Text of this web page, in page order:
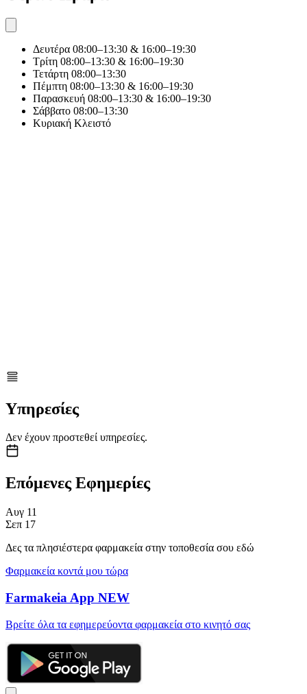
Δευτέρα 08:00–13:30 & 16:00–19:30
Τρίτη 08:00–13:30 & 16:00–19:30
Τετάρτη 08:00–13:30
Πέμπτη 08:00–13:30 & 16:00–19:30
Παρασκευή 08:00–13:30 & 16:00–19:30
Σάββατο 08:00–13:30
Κυριακή Κλειστό
Υπηρεσίες
Δεν έχουν προστεθεί υπηρεσίες.
Επόμενες Εφημερίες
Αυγ 11
Σεπ 17
Δες τα πλησιέστερα φαρμακεία στην τοποθεσία σου εδώ
Φαρμακεία κοντά μου τώρα
Farmakeia App NEW
Βρείτε όλα τα εφημερεύοντα φαρμακεία στο κινητό σας